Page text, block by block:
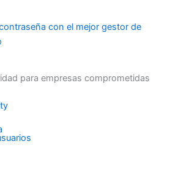
con el mejor gestor de
para empresas comprometidas